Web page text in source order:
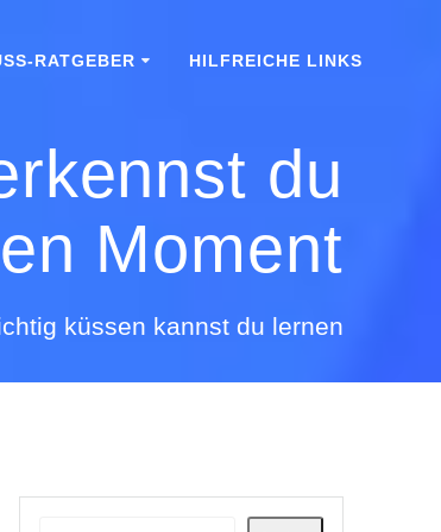
RATGEBER HILFREICHE LINKS
du
Moment
küssen kannst du lernen